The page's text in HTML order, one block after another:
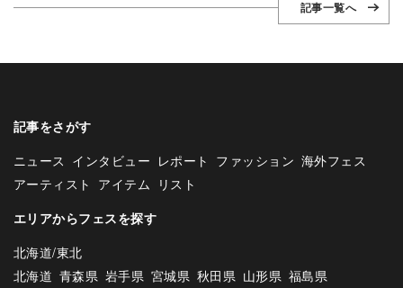
記事一覧へ
記事をさがす
ニュース インタビュー レポート ファッション 海外フェス
アーティスト アイテム
リスト
エリアからフェスを探す
北海道/東北
北海道 青森県 岩手県 宮城県 秋田県 山形県 福島県